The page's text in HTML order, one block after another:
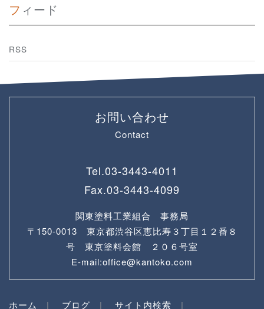
フィード
RSS
お問い合わせ
Contact
Tel.03-3443-4011
Fax.03-3443-4099
関東塗料工業組合 事務局
〒150-0013 東京都渋谷区恵比寿３丁目１２番８
号 東京塗料会館 ２０６号室
E-mail:office@kantoko.com
ホーム ブログ サイト内検索